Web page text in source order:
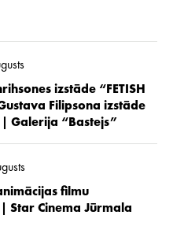
izstāde “FETISH
Filipsona izstāde
| Galerija “Bastejs”
filmu
Star Cinema Jūrmala